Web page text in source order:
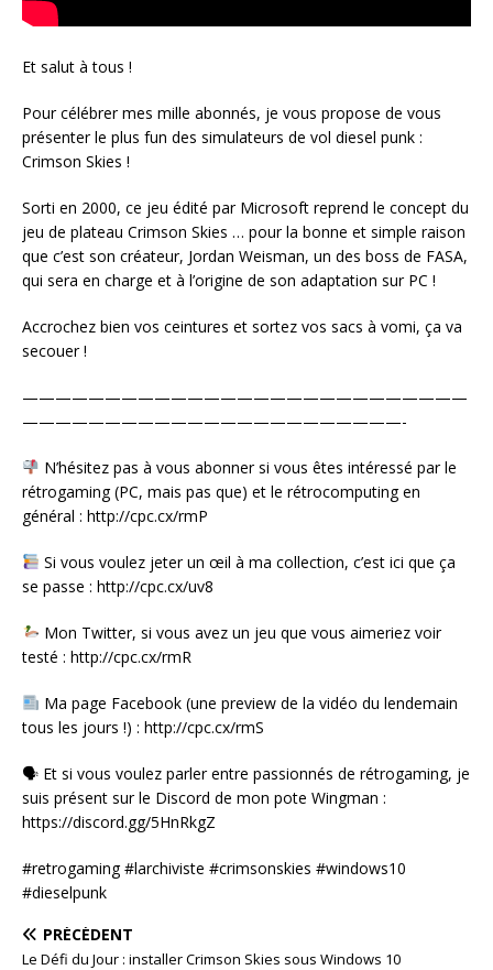
Et salut à tous !
Pour célébrer mes mille abonnés, je vous propose de vous
présenter le plus fun des simulateurs de vol diesel punk :
Crimson Skies !
Sorti en 2000, ce jeu édité par Microsoft reprend le concept du
jeu de plateau Crimson Skies … pour la bonne et simple raison
que c’est son créateur, Jordan Weisman, un des boss de FASA,
qui sera en charge et à l’origine de son adaptation sur PC !
Accrochez bien vos ceintures et sortez vos sacs à vomi, ça va
secouer !
———————————————————————————
———————————————————————-
N’hésitez pas à vous abonner si vous êtes intéressé par le
rétrogaming (PC, mais pas que) et le rétrocomputing en
général : http://cpc.cx/rmP
Si vous voulez jeter un œil à ma collection, c’est ici que ça
se passe : http://cpc.cx/uv8
Mon Twitter, si vous avez un jeu que vous aimeriez voir
testé : http://cpc.cx/rmR
Ma page Facebook (une preview de la vidéo du lendemain
tous les jours !) : http://cpc.cx/rmS
🗣 Et si vous voulez parler entre passionnés de rétrogaming, je
suis présent sur le Discord de mon pote Wingman :
https://discord.gg/5HnRkgZ
#retrogaming #larchiviste #crimsonskies #windows10
#dieselpunk
PRÉCÉDENT
Le Défi du Jour : installer Crimson Skies sous Windows 10